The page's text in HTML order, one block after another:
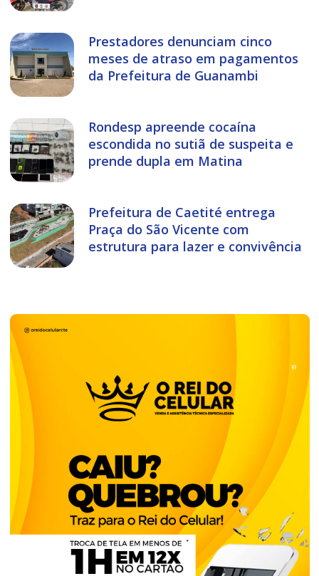
Prestadores denunciam cinco
meses de atraso em pagamentos
da Prefeitura de Guanambi
Rondesp apreende cocaína
escondida no sutiã de suspeita e
prende dupla em Matina
Prefeitura de Caetité entrega
Praça do São Vicente com
estrutura para lazer e convivência